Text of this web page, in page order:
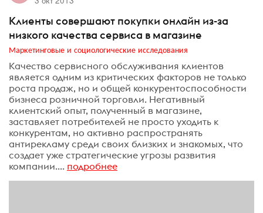
Клиенты совершают покупки онлайн из-за
низкого качества сервиса в магазине
Маркетинговые и социологические исследования
Качество сервисного обслуживания клиентов
является одним из критических факторов не только
роста продаж, но и общей конкурентоспособности
бизнеса розничной торговли. Негативный
клиентский опыт, полученный в магазине,
заставляет потребителей не просто уходить к
конкурентам, но активно распространять
антирекламу среди своих близких и знакомых, что
создает уже стратегические угрозы развития
компании.... подробнее